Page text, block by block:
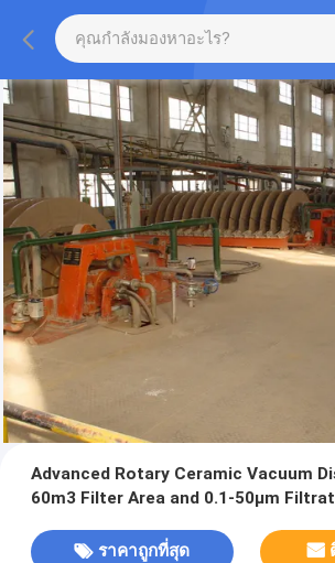
Advanced Rotary Ceramic Vacuum
60m3 Filter Area and 0.1-50μm
ราคาถูกที่สุด